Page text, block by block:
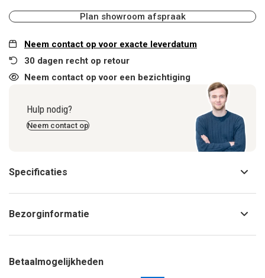
Plan showroom afspraak
Neem contact op voor exacte leverdatum
30 dagen recht op retour
Neem contact op voor een bezichtiging
Hulp nodig?
Neem contact op
Specificaties
Bezorginformatie
Betaalmogelijkheden